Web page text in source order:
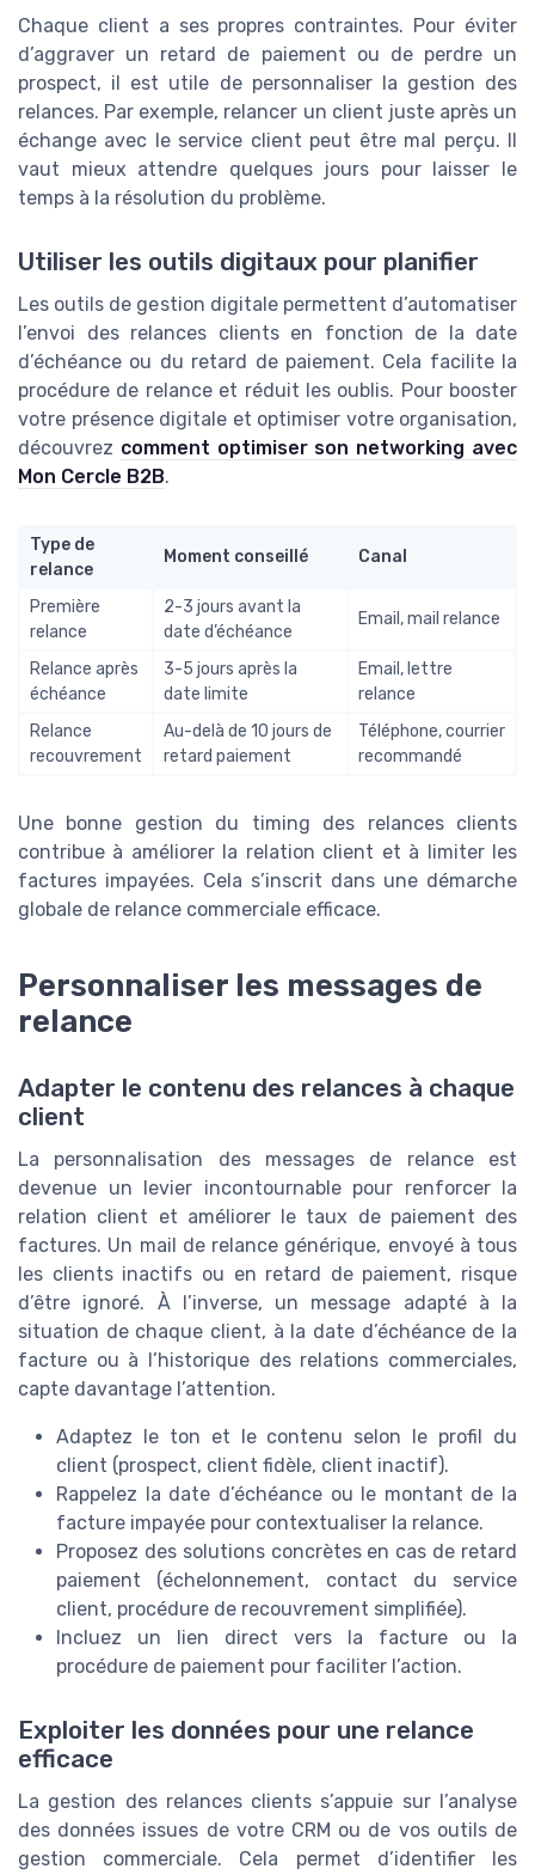
Chaque client a ses propres contraintes. Pour éviter
d’aggraver un retard de paiement ou de perdre un
prospect, il est utile de personnaliser la gestion des
relances. Par exemple, relancer un client juste après un
échange avec le service client peut être mal perçu. Il
vaut mieux attendre quelques jours pour laisser le
temps à la résolution du problème.
Utiliser les outils digitaux pour planifier
Les outils de gestion digitale permettent d’automatiser
l’envoi des relances clients en fonction de la date
d’échéance ou du retard de paiement. Cela facilite la
procédure de relance et réduit les oublis. Pour booster
votre présence digitale et optimiser votre organisation,
découvrez comment optimiser son networking avec
Mon Cercle B2B.
Type de
relance
Moment conseillé Canal
Première
relance
2-3 jours avant la
date d’échéance
Email, mail relance
Relance après
échéance
3-5 jours après la
date limite
Email, lettre
relance
Relance
recouvrement
Au-delà de 10 jours de
retard paiement
Téléphone, courrier
recommandé
Une bonne gestion du timing des relances clients
contribue à améliorer la relation client et à limiter les
factures impayées. Cela s’inscrit dans une démarche
globale de relance commerciale efficace.
Personnaliser les messages de
relance
Adapter le contenu des relances à chaque
client
La personnalisation des messages de relance est
devenue un levier incontournable pour renforcer la
relation client et améliorer le taux de paiement des
factures. Un mail de relance générique, envoyé à tous
les clients inactifs ou en retard de paiement, risque
d’être ignoré. À l’inverse, un message adapté à la
situation de chaque client, à la date d’échéance de la
facture ou à l’historique des relations commerciales,
capte davantage l’attention.
Adaptez le ton et le contenu selon le profil du
client (prospect, client fidèle, client inactif).
Rappelez la date d’échéance ou le montant de la
facture impayée pour contextualiser la relance.
Proposez des solutions concrètes en cas de retard
paiement (échelonnement, contact du service
client, procédure de recouvrement simplifiée).
Incluez un lien direct vers la facture ou la
procédure de paiement pour faciliter l’action.
Exploiter les données pour une relance
efficace
La gestion des relances clients s’appuie sur l’analyse
des données issues de votre CRM ou de vos outils de
gestion commerciale. Cela permet d’identifier les